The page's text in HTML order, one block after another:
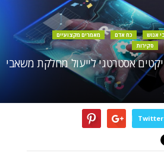
אנוש כח אדם
מאמרים מקצועיים
סקירות
אסטרטגי לייעול מחלקת משאבי
Twitter